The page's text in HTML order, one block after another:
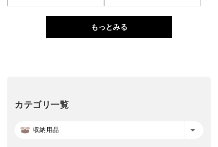
もっとみる
カテゴリ一覧
収納用品